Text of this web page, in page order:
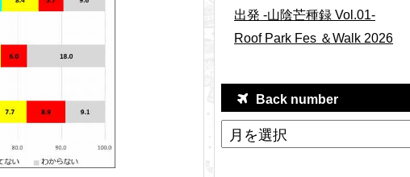
出発 -山陰芒種録 Vol.01-
Roof Park Fes ＆Walk 2026
Back number